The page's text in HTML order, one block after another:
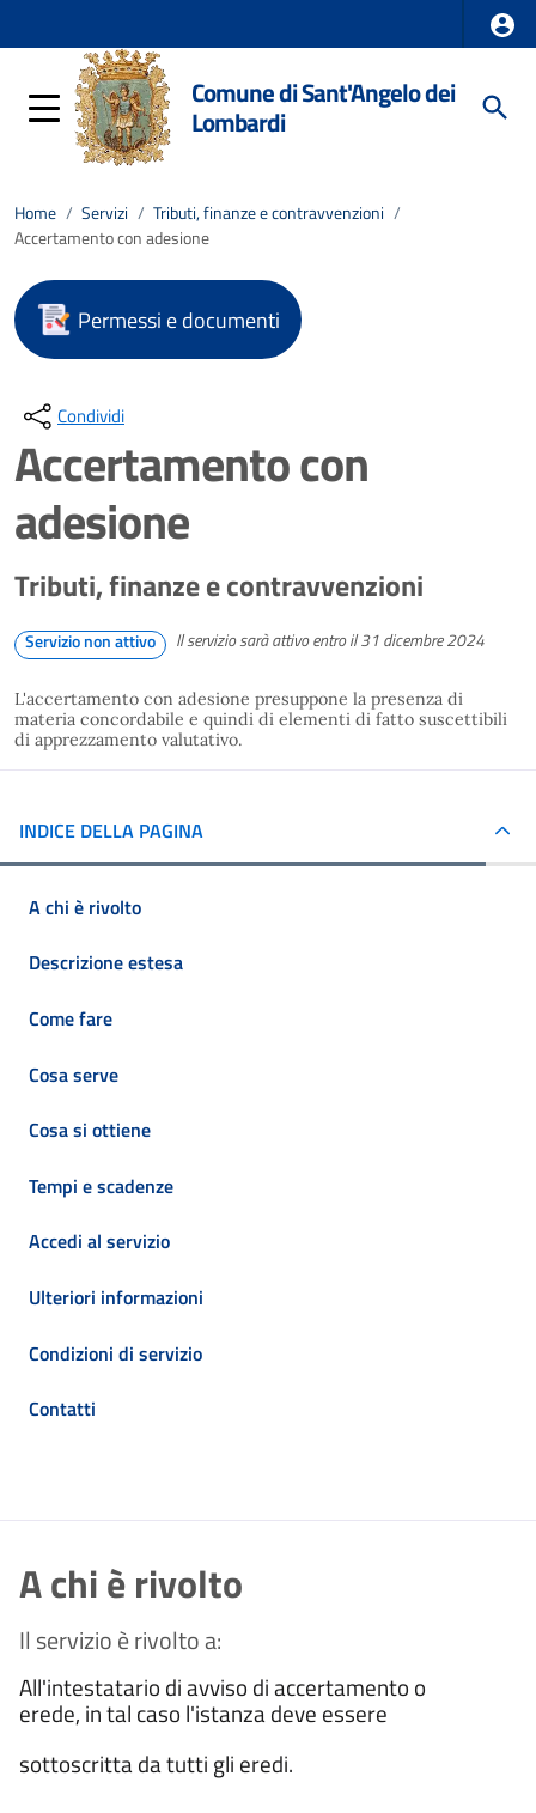
Comune di Sant'Angelo dei
Lombardi
Home / Servizi / Tributi, finanze e contravvenzioni /
Accertamento con adesione
Permessi e documenti
Condividi
Accertamento con
adesione
Tributi, finanze e contravvenzioni
Servizio non attivo Il servizio sarà attivo entro il 31 dicembre 2024
L'accertamento con adesione presuppone la presenza di
materia concordabile e quindi di elementi di fatto suscettibili
di apprezzamento valutativo.
INDICE DELLA PAGINA
A chi è rivolto
Descrizione estesa
Come fare
Cosa serve
Cosa si ottiene
Tempi e scadenze
Accedi al servizio
Ulteriori informazioni
Condizioni di servizio
Contatti
A chi è rivolto
Il servizio è rivolto a:
All'intestatario di avviso di accertamento o
erede, in tal caso l'istanza deve essere
sottoscritta da tutti gli eredi.